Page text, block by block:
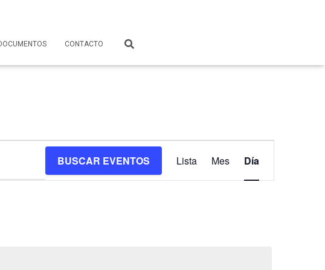
CONTACTO
BUSCAR EVENTOS
Navegación
de
Lista Mes Día